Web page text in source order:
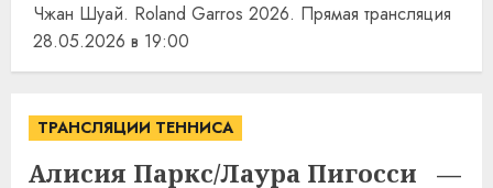
Чжан Шуай. Roland Garros 2026. Прямая трансляция
28.05.2026 в 19:00
ТРАНСЛЯЦИИ ТЕННИСА
Алисия Паркс/Лаура Пигосси —